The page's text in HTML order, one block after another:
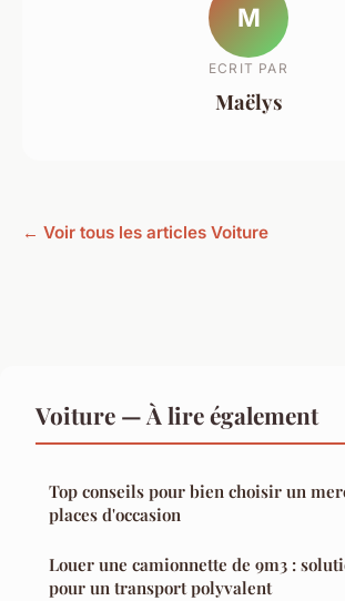
M
ECRIT PAR
Maëlys
← Voir tous les articles Voiture
Voiture — À lire également
Top conseils pour bien choisir un
places d'occasion
Louer une camionnette de 9m3 :
pour un transport polyvalent